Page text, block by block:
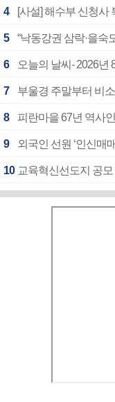
4 [사설] 해수부 신청사
5 “낙동강권 삼락·을숙
6 오늘의 날씨- 2026년
7 부울경 주말부터 비
8 피란마을 67년 역사
9 외국인 선원 ‘인신매
10 교육혁신선도지 공